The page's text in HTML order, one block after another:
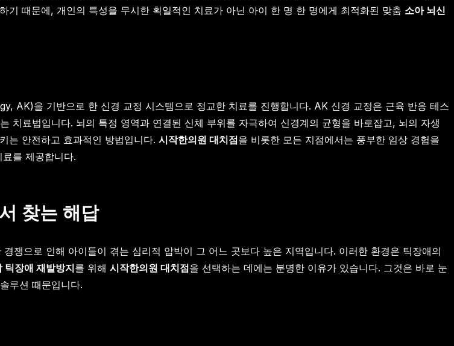
때문에, 개인의 특성을 무시한 획일적인 치료가 아닌 아이 한 명 한 명에게 최적화된 맞춤 소아 뇌신
AK)을 기반으로 한 신경 교정 시스템으로 정교한 치료를 진행합니다. AK 신경 교정은 근육 반응 테스
치료법입니다. 뇌의 특정 영역과 연결된 신체 부위를 자극하여 신경계의 균형을 바로잡고, 뇌의 자생
는 안전하고 효과적인 방법입니다. 시작한의원 대치점을 비롯한 모든 지점에서는 풍부한 임상 경험을
를 제공합니다.
찾는 해답
쟁으로 인해 아이들이 겪는 심리적 압박이 그 어느 곳보다 높은 지역입니다. 이러한 환경은 틱장애의
틱장애 재발방지를 위해 시작한의원 대치점을 선택하는 데에는 분명한 이유가 있습니다. 그것은 바로 눈
루션 때문입니다.